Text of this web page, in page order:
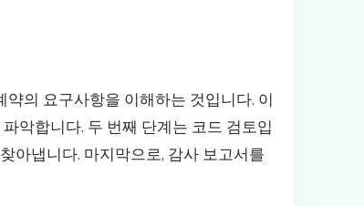
의 요구사항을 이해하는 것입니다. 이
악합니다. 두 번째 단계는 코드 검토입
아냅니다. 마지막으로, 감사 보고서를